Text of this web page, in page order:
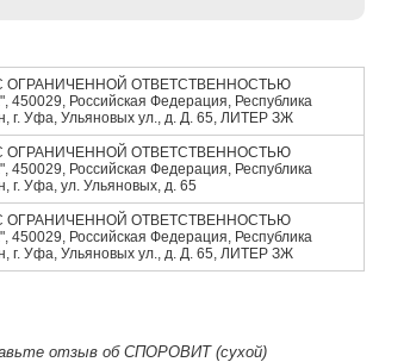
ОГРАНИЧЕННОЙ ОТВЕТСТВЕННОСТЬЮ
Российская Федерация, Республика
г. Уфа, Ульяновых ул., д. Д. 65, ЛИТЕР ЗЖ
ОГРАНИЧЕННОЙ ОТВЕТСТВЕННОСТЬЮ
Российская Федерация, Республика
г. Уфа, ул. Ульяновых, д. 65
ОГРАНИЧЕННОЙ ОТВЕТСТВЕННОСТЬЮ
Российская Федерация, Республика
г. Уфа, Ульяновых ул., д. Д. 65, ЛИТЕР ЗЖ
отзыв об СПОРОВИТ (сухой)